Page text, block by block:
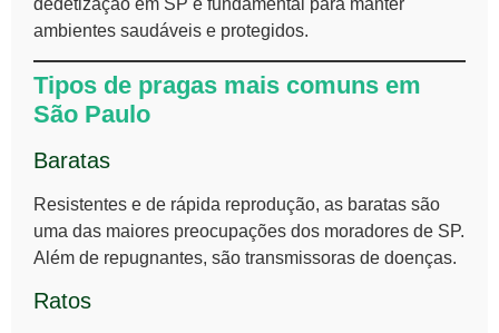
ambientes saudáveis e protegidos.
Tipos de pragas mais comuns em
São Paulo
Baratas
Resistentes e de rápida reprodução, as baratas são
uma das maiores preocupações dos moradores de SP.
Além de repugnantes, são transmissoras de doenças.
Ratos